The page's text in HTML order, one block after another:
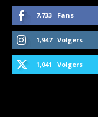
7,733 Fans
1,947 Volgers
1,041 Volgers